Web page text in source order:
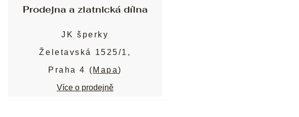
Prodejna a zlatnická dílna
JK šperky
Želetavská 1525/1,
Praha 4 ( Mapa)
Více o prodejně